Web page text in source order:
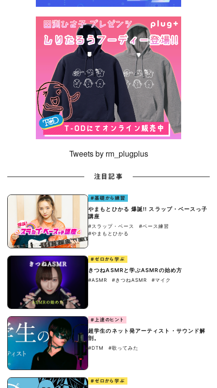
Tweets by rm_plugplus
注目記事
#基礎から練習
やまもとひかる 爆誕!! スラップ・ベースっ子
講座
#スラップ・ベース
#ベース練習
#やまもとひかる
#ゼロから学ぶ
きつねASMRと学ぶASMRの始め方
#ASMR #きつねASMR #マイク
#上達のヒント
超学生のネット発アーティスト・サウンド解
剖。
#DTM #歌ってみた
#ゼロから学ぶ